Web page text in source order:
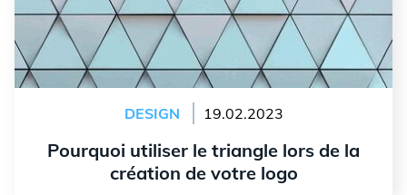
DESIGN 19.02.2023
Pourquoi utiliser le triangle lors de la
création de votre logo